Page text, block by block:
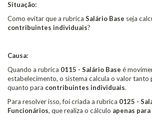
Situação:
Como evitar que a rubrica Salário Base seja
contribuintes individuais?
Causa:
Quando a rubrica 0115 - Salário Base é
estabelecimento, o sistema calcula o valor tanto
quanto para contribuintes individuais.
Para resolver isso, foi criada a rubrica 0125 -
Funcionários, que realiza o cálculo apenas